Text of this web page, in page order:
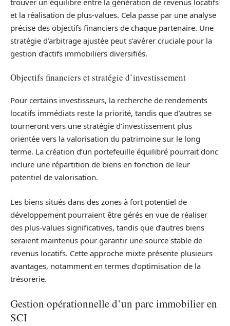
trouver un équilibre entre la génération de revenus locatifs
et la réalisation de plus-values. Cela passe par une analyse
précise des objectifs financiers de chaque partenaire. Une
stratégie d’arbitrage ajustée peut s’avérer cruciale pour la
gestion d’actifs immobiliers diversifiés.
Objectifs financiers et stratégie d’investissement
Pour certains investisseurs, la recherche de rendements
locatifs immédiats reste la priorité, tandis que d’autres se
tourneront vers une stratégie d’investissement plus
orientée vers la valorisation du patrimoine sur le long
terme. La création d’un portefeuille équilibré pourrait donc
inclure une répartition de biens en fonction de leur
potentiel de valorisation.
Les biens situés dans des zones à fort potentiel de
développement pourraient être gérés en vue de réaliser
des plus-values significatives, tandis que d’autres biens
seraient maintenus pour garantir une source stable de
revenus locatifs. Cette approche mixte présente plusieurs
avantages, notamment en termes d’optimisation de la
trésorerie.
Gestion opérationnelle d’un parc immobilier en
SCI